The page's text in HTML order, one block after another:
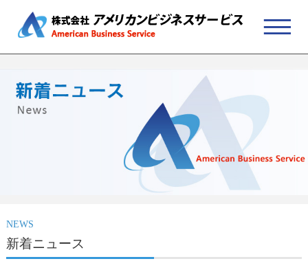
NEWS
新着ニュース